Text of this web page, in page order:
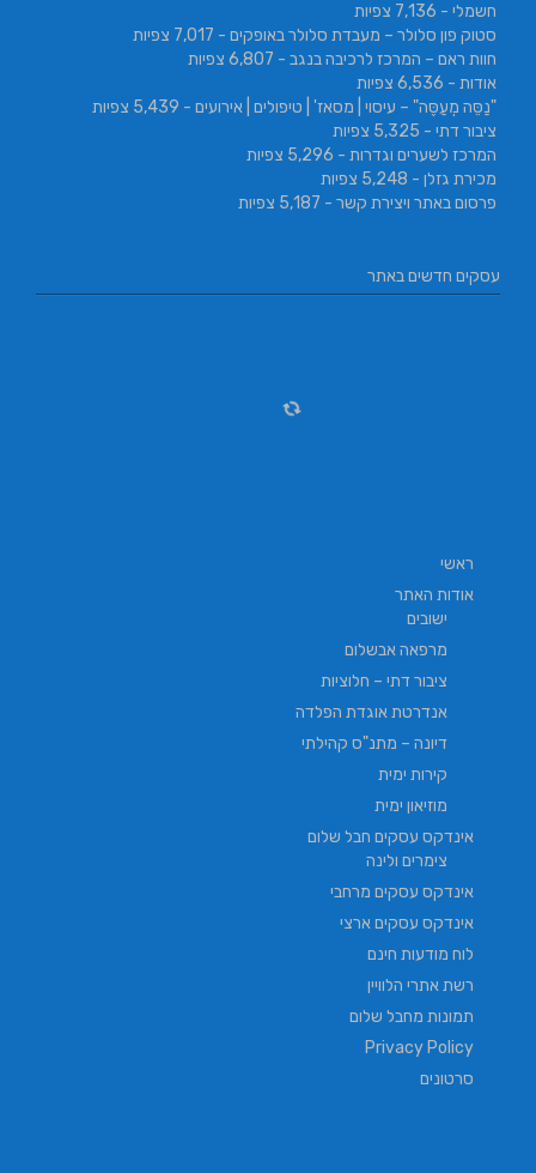
חשמלי - 7,136 צפיות
סטוק פון סלולר – מעבדת סלולר באופקים - 7,017 צפיות
חוות ראם – המרכז לרכיבה בנגב - 6,807 צפיות
אודות - 6,536 צפיות
"נַסֵּה מְעַסֶּה" – עיסוי | מסאז' | טיפולים | אירועים - 5,439 צפיות
ציבור דתי - 5,325 צפיות
המרכז לשערים וגדרות - 5,296 צפיות
מכירת גזלן - 5,248 צפיות
פרסום באתר ויצירת קשר - 5,187 צפיות
עסקים חדשים באתר
ראשי
אודות האתר
ישובים
מרפאה אבשלום
ציבור דתי – חלוציות
אנדרטת אוגדת הפלדה
דיונה – מתנ"ס קהילתי
קירות ימית
מוזיאון ימית
אינדקס עסקים חבל שלום
צימרים ולינה
אינדקס עסקים מרחבי
אינדקס עסקים ארצי
לוח מודעות חינם
רשת אתרי הלוויין
תמונות מחבל שלום
Privacy Policy
סרטונים